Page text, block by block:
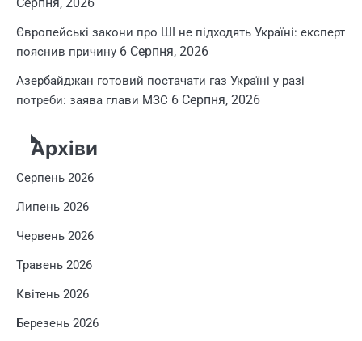
Європейські закони про ШІ не підходять Україні: експерт
пояснив причину 6 Серпня, 2026
Азербайджан готовий постачати газ Україні у разі
потреби: заява глави МЗС 6 Серпня, 2026
Архіви
Серпень 2026
Липень 2026
Червень 2026
Травень 2026
Квітень 2026
Березень 2026